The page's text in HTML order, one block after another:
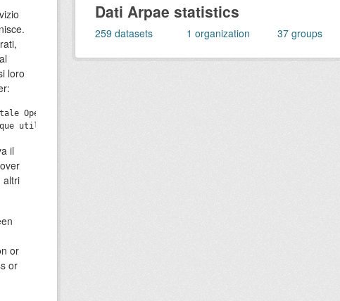
loro
Data indipendentemente da come siano stati causati;
il
altri
or
or
Dati Arpae statistics
259 datasets 1 organization 37 groups